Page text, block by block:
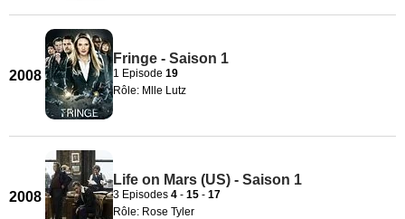
2008
Fringe - Saison 1
1 Episode 19
Rôle: Mlle Lutz
2008
Life on Mars (US) - Saison 1
3 Episodes 4 - 15 - 17
Rôle: Rose Tyler